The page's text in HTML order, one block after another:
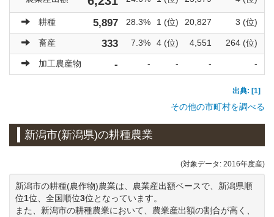
耕種 5,897 28.3% 1 (位) 20,827 3 (位)
畜産 333 7.3% 4 (位) 4,551 264 (位)
加工農産物 - - - - -
出典: [1]
その他の市町村を調べる
新潟市(新潟県)の耕種農業
(対象データ: 2016年度産)
新潟市の耕種(農作物)農業は、農業産出額ベースで、新潟県順
位1位、全国順位3位となっています。
また、新潟市の耕種農業において、農業産出額の割合が高く、